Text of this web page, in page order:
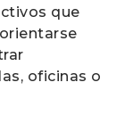
que
oficinas o